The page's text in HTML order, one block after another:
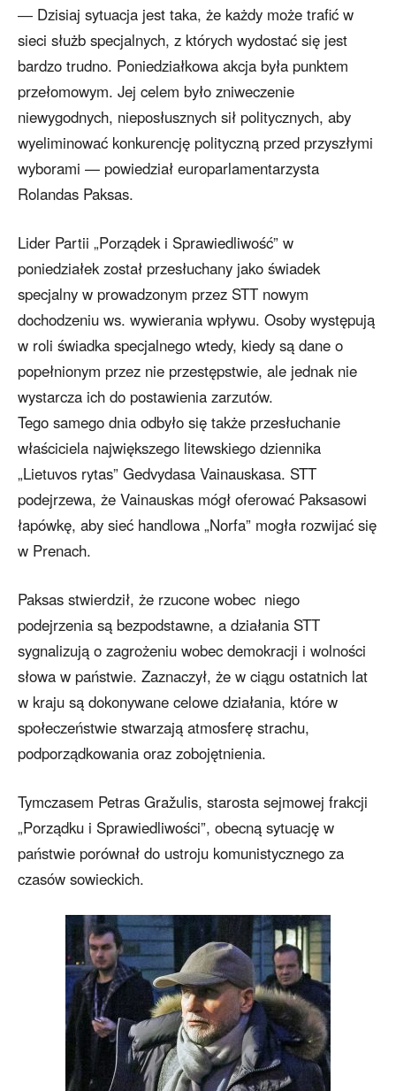
― Dzisiaj sytuacja jest taka, że każdy może trafić w
sieci służb specjalnych, z których wydostać się jest
bardzo trudno. Poniedziałkowa akcja była punktem
przełomowym. Jej celem było zniweczenie
niewygodnych, nieposłusznych sił politycznych, aby
wyeliminować konkurencję polityczną przed przyszłymi
wyborami — powiedział europarlamentarzysta
Rolandas Paksas.
Lider Partii „Porządek i Sprawiedliwość” w
poniedziałek został przesłuchany jako świadek
specjalny w prowadzonym przez STT nowym
dochodzeniu ws. wywierania wpływu. Osoby występują
w roli świadka specjalnego wtedy, kiedy są dane o
popełnionym przez nie przestępstwie, ale jednak nie
wystarcza ich do postawienia zarzutów.
Tego samego dnia odbyło się także przesłuchanie
właściciela największego litewskiego dziennika
„Lietuvos rytas” Gedvydasa Vainauskasa. STT
podejrzewa, że Vainauskas mógł oferować Paksasowi
łapówkę, aby sieć handlowa „Norfa” mogła rozwijać się
w Prenach.
Paksas stwierdził, że rzucone wobec niego
podejrzenia są bezpodstawne, a działania STT
sygnalizują o zagrożeniu wobec demokracji i wolności
słowa w państwie. Zaznaczył, że w ciągu ostatnich lat
w kraju są dokonywane celowe działania, które w
społeczeństwie stwarzają atmosferę strachu,
podporządkowania oraz zobojętnienia.
Tymczasem Petras Gražulis, starosta sejmowej frakcji
„Porządku i Sprawiedliwości”, obecną sytuację w
państwie porównał do ustroju komunistycznego za
czasów sowieckich.